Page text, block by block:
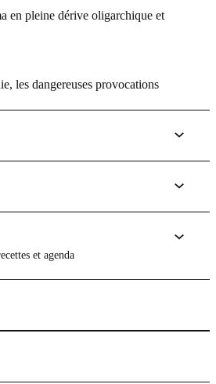
en pleine dérive oligarchique et
les dangereuses provocations
et agenda